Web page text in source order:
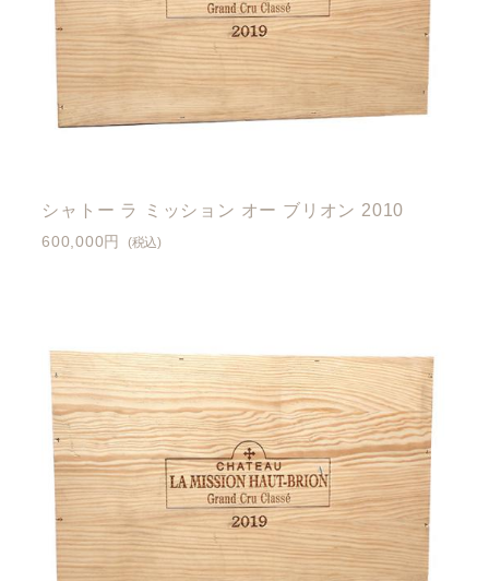
シャトー ラ ミッション オー ブリオン 2010
600,000円 (税込)